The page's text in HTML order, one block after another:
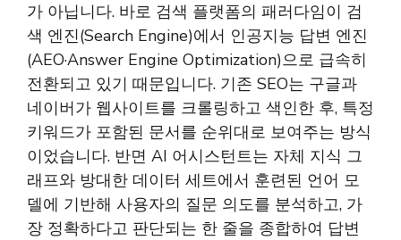
가 아닙니다. 바로 검색 플랫폼의 패러다임이 검
색 엔진(Search Engine)에서 인공지능 답변 엔진
(AEO·Answer Engine Optimization)으로 급속히
전환되고 있기 때문입니다. 기존 SEO는 구글과
네이버가 웹사이트를 크롤링하고 색인한 후, 특정
키워드가 포함된 문서를 순위대로 보여주는 방식
이었습니다. 반면 AI 어시스턴트는 자체 지식 그
래프와 방대한 데이터 세트에서 훈련된 언어 모
델에 기반해 사용자의 질문 의도를 분석하고, 가
장 정확하다고 판단되는 한 줄을 종합하여 답변